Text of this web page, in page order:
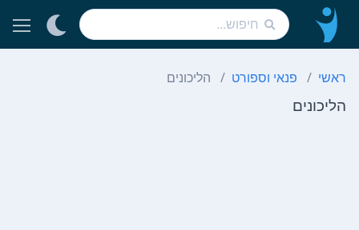
ראשי פנאי וספורט הליכונים
הליכונים